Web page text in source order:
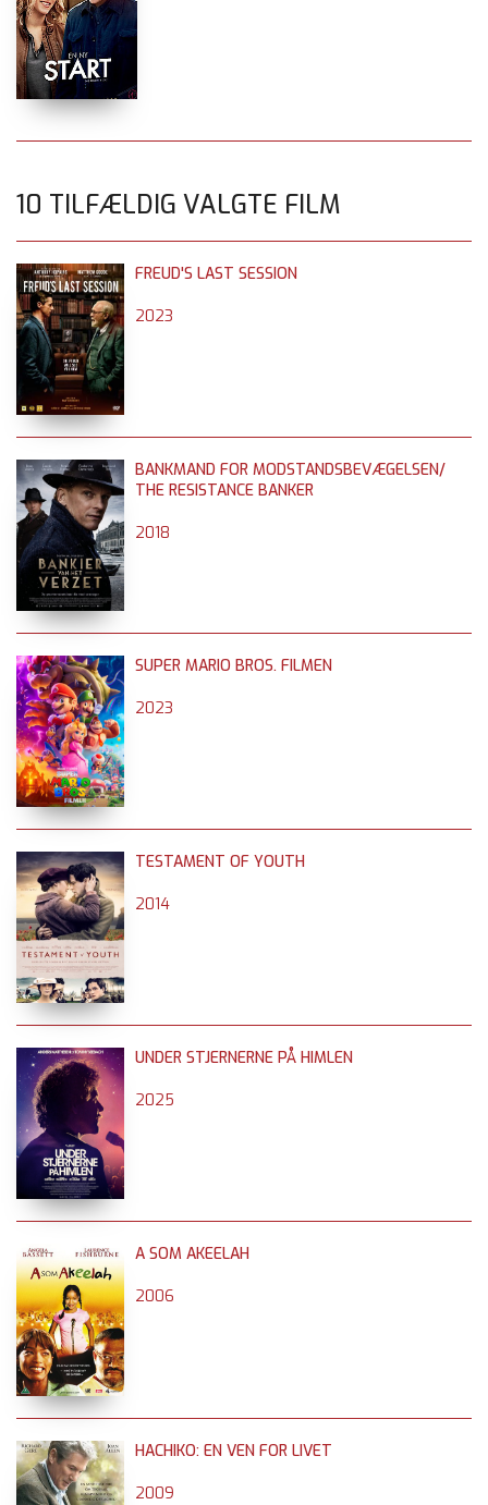
10 TILFÆLDIG VALGTE FILM
FREUD'S LAST SESSION
2023
BANKMAND FOR MODSTANDSBEVÆGELSEN/
THE RESISTANCE BANKER
2018
SUPER MARIO BROS. FILMEN
2023
TESTAMENT OF YOUTH
2014
UNDER STJERNERNE PÅ HIMLEN
2025
A SOM AKEELAH
2006
HACHIKO: EN VEN FOR LIVET
2009